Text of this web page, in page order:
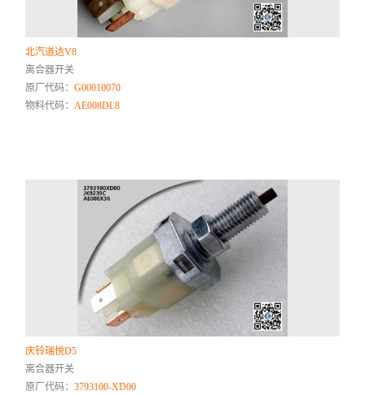
北汽道达V8
离合器开关
原厂代码：G00010070
物料代码：AE008DL8
庆铃瑞悦D5
离合器开关
原厂代码：3793100-XD00